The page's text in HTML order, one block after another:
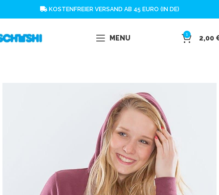
KOSTENFREIER VERSAND AB 45 EURO (IN DE)
MENU 1 2,00